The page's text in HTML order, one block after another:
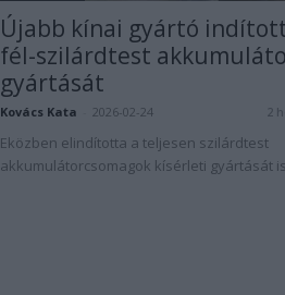
Újabb kínai gyártó
fél-szilárdtest
gyártását
Kovács Kata 2026-02-24 2
Eközben elindította a teljesen szilárdtest
akkumulátorcsomagok kísérleti gyártását is.